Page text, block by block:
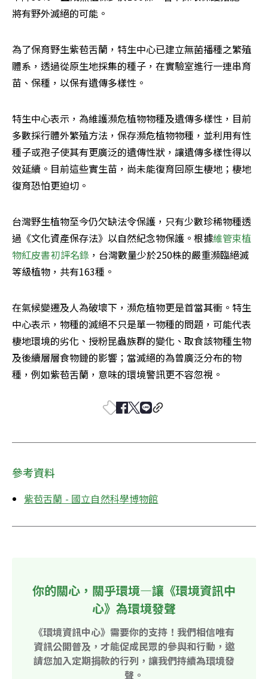
將有野外滅絕的可能。
為了保育野生紫苞舌蘭，特生中心已建立無菌播種之繁殖
體系，透過從原生地採集的種子，在實驗室進行一連串育
苗、保種，以保有遺傳多樣性。
特生中心表示，為維護瀕危植物物種及遺傳多樣性，目前
多數採行體外繁殖方法，保存瀕危植物物種，並利用有性
種子或孢子使其有更廣泛的遺傳性狀，讓遺傳多樣性得以
效延續。目前這些實生苗，尚未能復育回原生棲地；棲地
復育恐怕更迫切。
台灣野生植物至今仍欠缺法令保護，只有少數珍稀物種透
過《文化資產保存法》以自然紀念物保護。根據維管束植
物紅皮書初評名錄 ，台灣數量少於250株的嚴重瀕臨絕滅
等級植物，共有163種。
在氣候變遷及人為破壞下，瀕危植物更是首當其衝。特生
中心表示，物種的滅絕不只是單一物種的問題，可能代表
棲地環境的劣化、授粉昆蟲族群的變化、取食該物種生物
及後續層層食物鏈的影響；當滅絕的為曾廣泛分布的物
種，例如紫苞舌蘭，意味的環境警訊更不容忽視。
參考資料
紫苞舌蘭 - 國立自然科學博物館
你的關心，關乎環境—讓《環境資訊中
心》為環境發聲
《環境資訊中心》需要你的支持！我們相信唯有
資訊公開普及，才能促成民眾的參與和行動，邀
請您加入定期捐款的行列，讓我們持續為環境發
聲。